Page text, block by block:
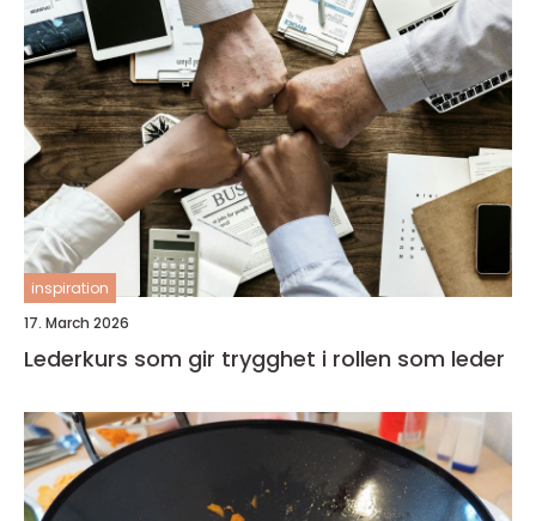
inspiration
17. March 2026
Lederkurs som gir trygghet i rollen som leder